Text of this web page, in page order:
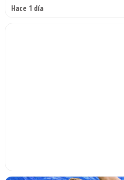
Hace 1 día